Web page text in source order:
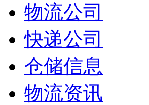
物流公司
快递公司
仓储信息
物流资讯